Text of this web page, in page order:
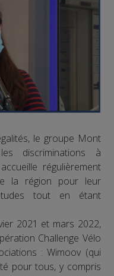
le groupe Mont
discriminations à
régulièrement
la région pour leur
tout en étant
2021 et mars 2022,
Challenge Vélo
: Wimoov (qui
pour tous, y compris